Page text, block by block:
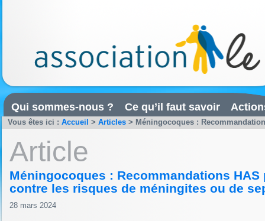
Qui sommes-nous ? Ce qu’il faut savoir
Vous êtes ici : Accueil > Articles > Méningocoques :
Article
Méningocoques : Recommandations HAS
contre les risques de méningites ou de
28 mars 2024